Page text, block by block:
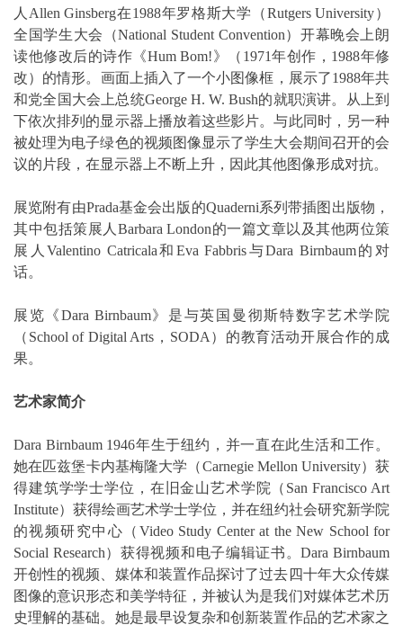
人Allen Ginsberg在1988年罗格斯大学（Rutgers University）
全国学生大会（National Student Convention）开幕晚会上朗
读他修改后的诗作《Hum Bom!》（1971年创作，1988年修
改）的情形。画面上插入了一个小图像框，展示了1988年共
和党全国大会上总统George H. W. Bush的就职演讲。从上到
下依次排列的显示器上播放着这些影片。与此同时，另一种
被处理为电子绿色的视频图像显示了学生大会期间召开的会
议的片段，在显示器上不断上升，因此其他图像形成对抗。
展览附有由Prada基金会出版的Quaderni系列带插图出版物，
其中包括策展人Barbara London的一篇文章以及其他两位策
展人Valentino Catricala和Eva Fabbris与Dara Birnbaum的对
话。
展览《Dara Birnbaum》是与英国曼彻斯特数字艺术学院
（School of Digital Arts，SODA）的教育活动开展合作的成
果。
艺术家简介
Dara Birnbaum 1946年生于纽约，并一直在此生活和工作。
她在匹兹堡卡内基梅隆大学（Carnegie Mellon University）获
得建筑学学士学位，在旧金山艺术学院（San Francisco Art
Institute）获得绘画艺术学士学位，并在纽约社会研究新学院
的视频研究中心（Video Study Center at the New School for
Social Research）获得视频和电子编辑证书。Dara Birnbaum
开创性的视频、媒体和装置作品探讨了过去四十年大众传媒
图像的意识形态和美学特征，并被认为是我们对媒体艺术历
史理解的基础。她是最早设复杂和创新装置作品的艺术家之